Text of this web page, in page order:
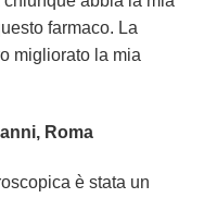
farmaco. La
migliorato la mia
Roma
è stata un